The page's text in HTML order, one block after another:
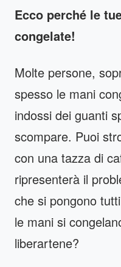
Ecco perché le
congelate!
Molte persone,
spesso le mani
indossi dei guanti
scompare. Puoi
con una tazza di
ripresenterà il
che si pongono
le mani si
liberartene?